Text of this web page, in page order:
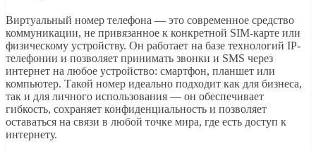
Виртуальный номер телефона — это современное средство
коммуникации, не привязанное к конкретной SIM-карте или
физическому устройству. Он работает на базе технологий IP-
телефонии и позволяет принимать звонки и SMS через
интернет на любое устройство: смартфон, планшет или
компьютер. Такой номер идеально подходит как для бизнеса,
так и для личного использования — он обеспечивает
гибкость, сохраняет конфиденциальность и позволяет
оставаться на связи в любой точке мира, где есть доступ к
интернету.